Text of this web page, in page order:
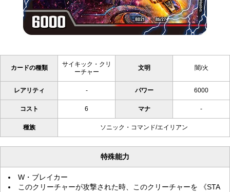
カードの種類
サイキック・クリ
ーチャー
文明 闇/火
レアリティ - パワー 6000
コスト 6 マナ -
種族 ソニック・コマンド/エイリアン
特殊能力
W・ブレイカー
このクリーチャーが攻撃された時、このクリーチャーを 《STA